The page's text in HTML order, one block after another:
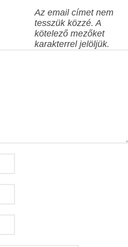
Az email címet nem
tesszük közzé. A
kötelező mezőket
karakterrel jelöljük.